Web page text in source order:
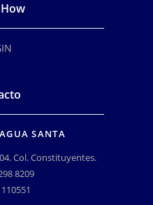
SANTA
Col. Constituyentes.
8209